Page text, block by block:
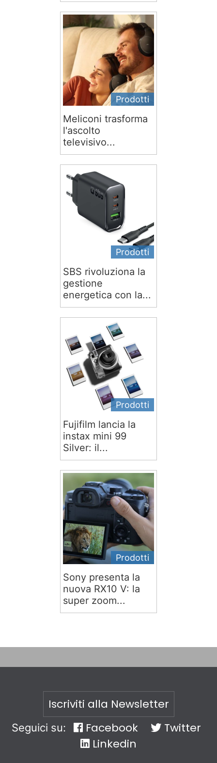
Prodotti
Meliconi trasforma
l'ascolto
televisivo...
Prodotti
SBS rivoluziona la
gestione
energetica con la...
Prodotti
Fujifilm lancia la
instax mini 99
Silver: il...
Prodotti
Sony presenta la
nuova RX10 V: la
super zoom...
Iscriviti alla Newsletter
Seguici su: Facebook
Twitter
Linkedin